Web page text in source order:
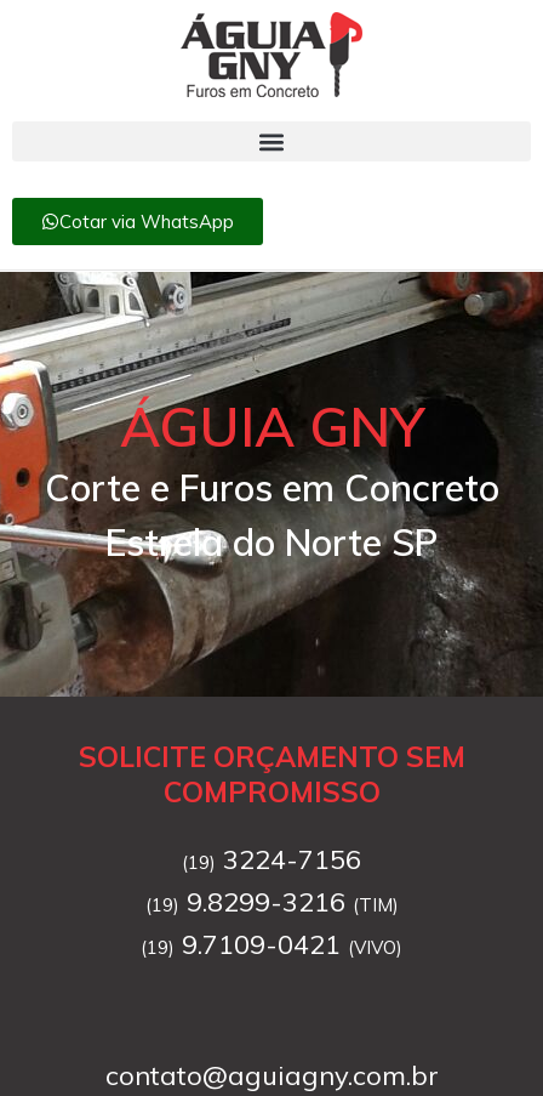
Cotar via WhatsApp
ÁGUIA GNY
Corte e Furos em Concreto
Estrela do Norte SP
SOLICITE ORÇAMENTO SEM
COMPROMISSO
(19) 3224-7156
(19) 9.8299-3216 (TIM)
(19) 9.7109-0421 (VIVO)
contato@aguiagny.com.br